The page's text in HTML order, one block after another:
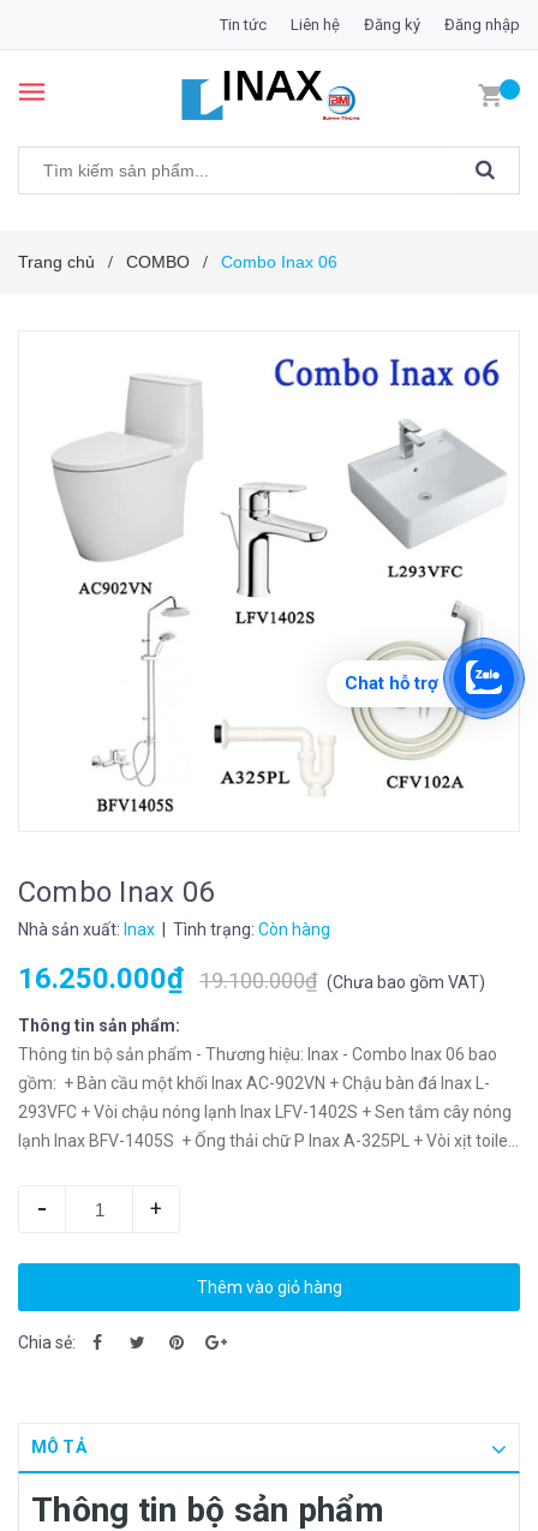
Tin tức Liên hệ Đăng ký Đăng nhập
Trang chủ / COMBO / Combo Inax 06
Combo Inax 06
Nhà sản xuất: Inax | Tình trạng: Còn hàng
16.250.000₫ 19.100.000₫ (Chưa bao gồm VAT)
Thông tin sản phẩm:
Thông tin bộ sản phẩm - Thương hiệu: Inax - Combo Inax 06 bao
gồm: + Bàn cầu một khối Inax AC-902VN + Chậu bàn đá Inax L-
293VFC + Vòi chậu nóng lạnh Inax LFV-1402S + Sen tắm cây nóng
lạnh Inax BFV-1405S + Ống thải chữ P Inax A-325PL + Vòi xịt toilet
- +
Thêm vào giỏ hàng
Chia sẻ:
MÔ TẢ
Thông tin bộ sản phẩm
Chat hỗ trợ